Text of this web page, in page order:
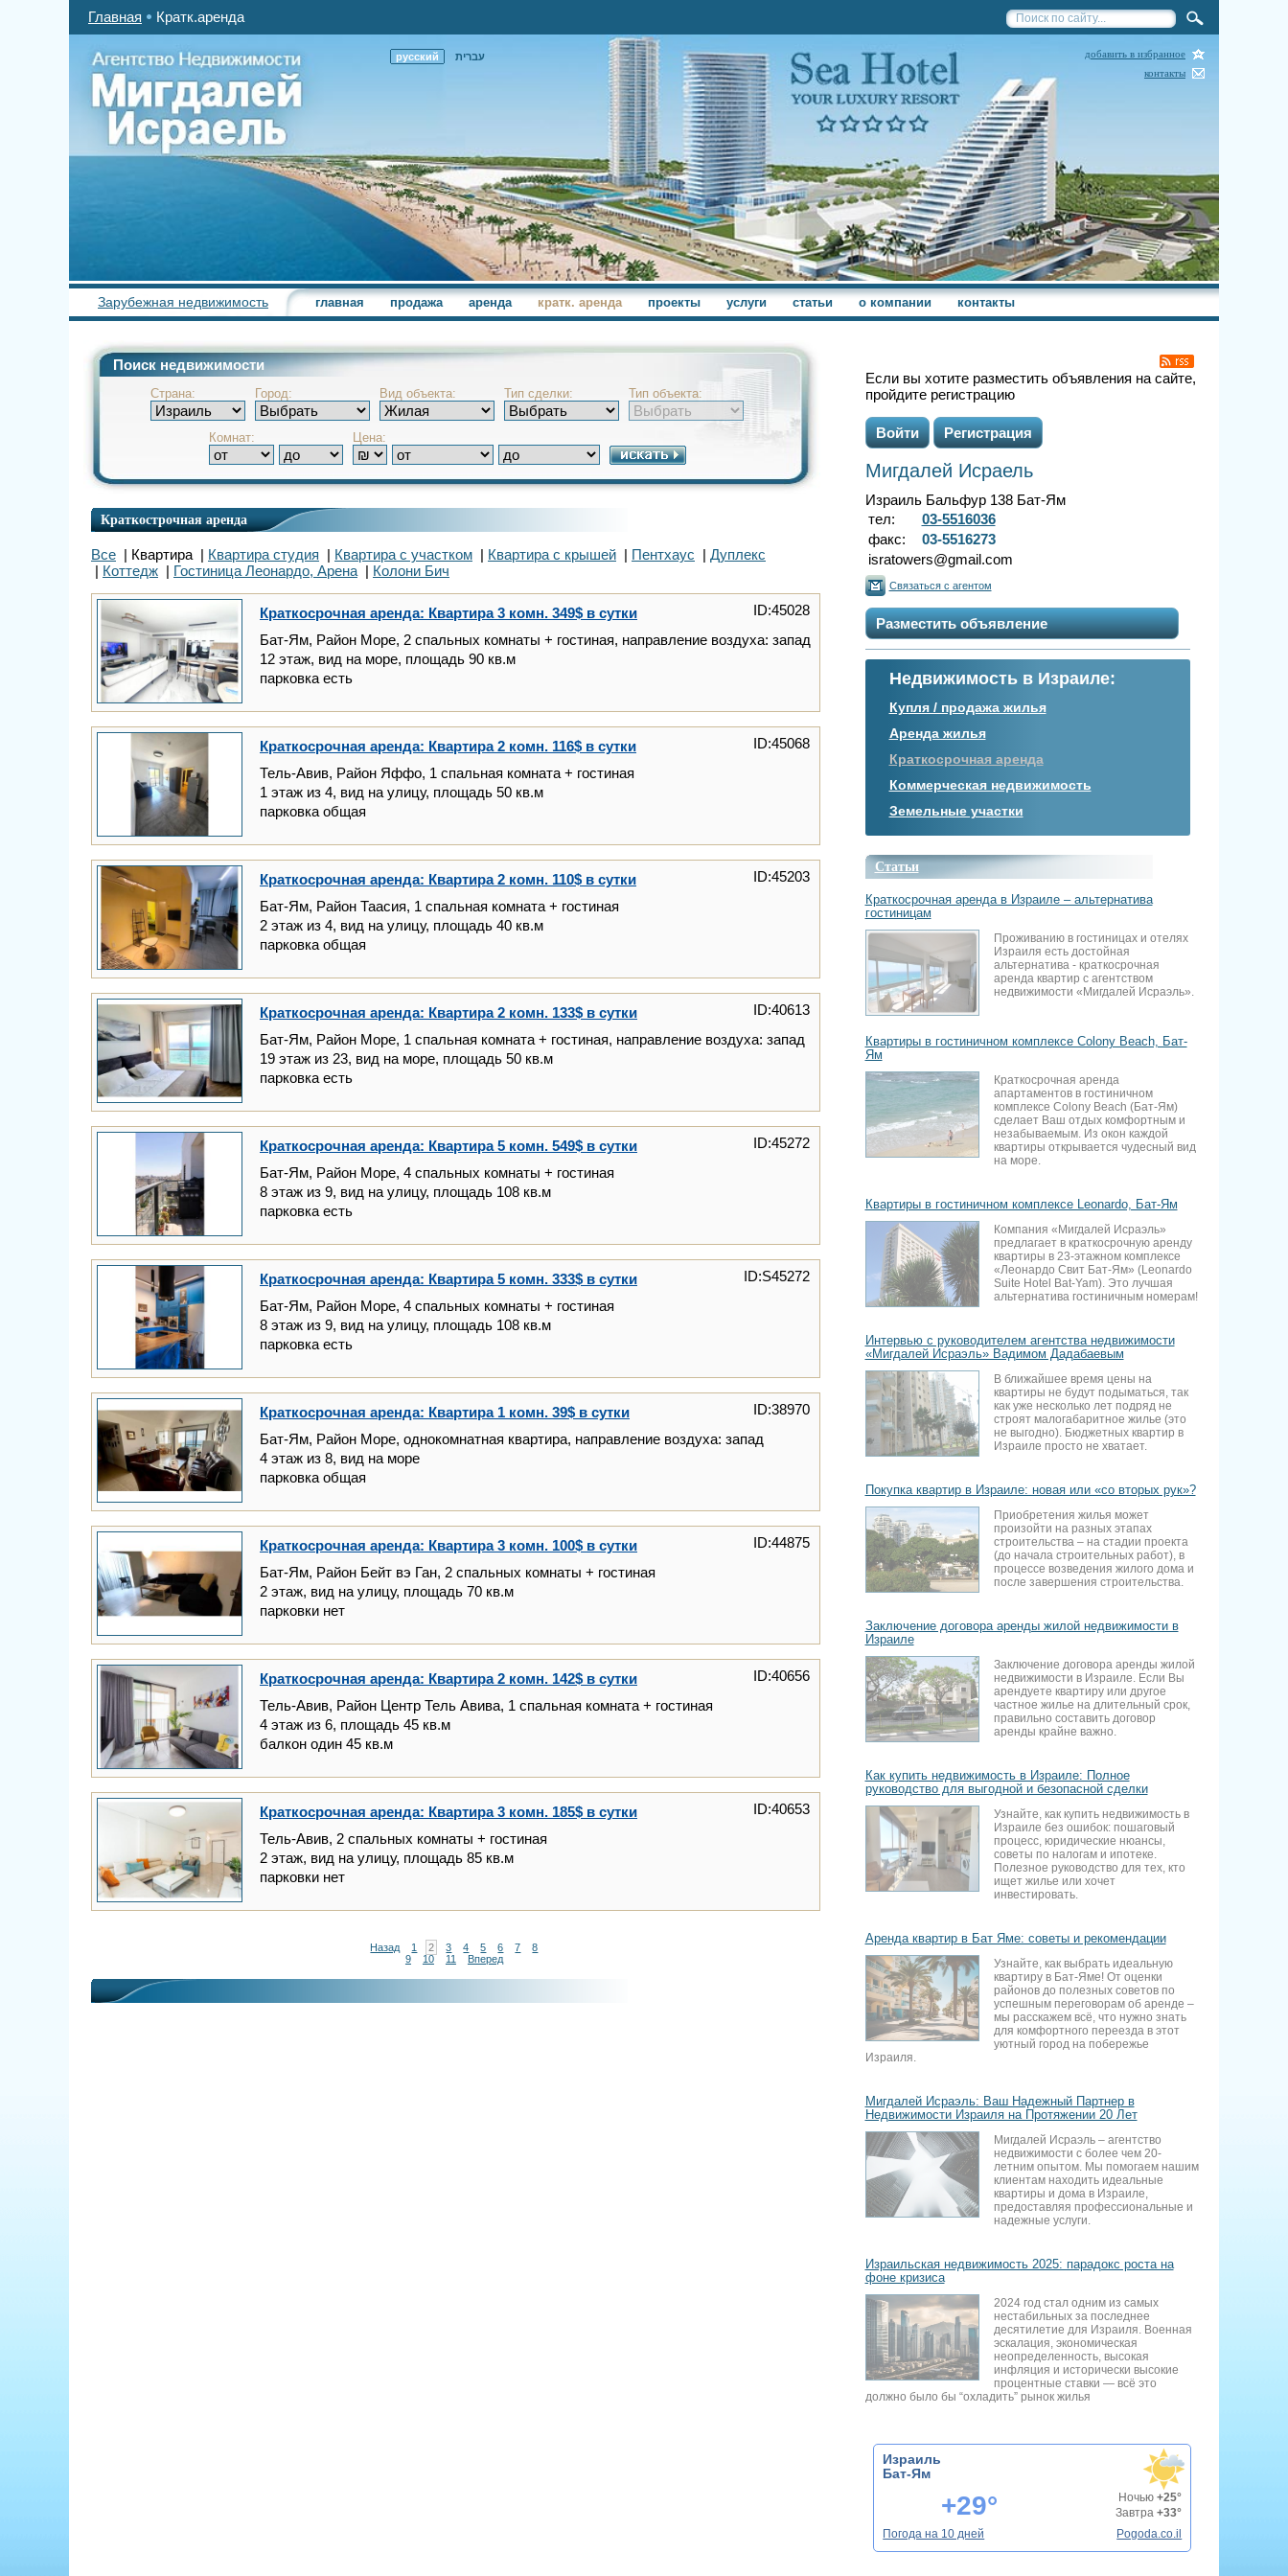
Главная Кратк.аренда
עברית русский
добавить в избранное
контакты
Зарубежная недвижимость главная продажа аренда кратк. аренда проекты услуги статьи о компании контакты
Поиск недвижимости
Страна: Город: Вид объекта: Тип сделки: Тип объекта:
Комнат: Цена:
Краткострочная аренда
Все | Квартира | Квартира студия | Квартира с участком | Квартира с крышей | Пентхаус | Дуплекс
| Коттедж | Гостиница Леонардо, Арена | Колони Бич
Краткосрочная аренда: Квартира 3 комн. 349$ в сутки
Бат-Ям, Район Море, 2 спальных комнаты + гостиная, направление воздуха: запад
12 этаж, вид на море, площадь 90 кв.м
парковка есть
ID:45028
Краткосрочная аренда: Квартира 2 комн. 116$ в сутки
Тель-Авив, Район Яффо, 1 спальная комната + гостиная
1 этаж из 4, вид на улицу, площадь 50 кв.м
парковка общая
ID:45068
Краткосрочная аренда: Квартира 2 комн. 110$ в сутки
Бат-Ям, Район Таасия, 1 спальная комната + гостиная
2 этаж из 4, вид на улицу, площадь 40 кв.м
парковка общая
ID:45203
Краткосрочная аренда: Квартира 2 комн. 133$ в сутки
Бат-Ям, Район Море, 1 спальная комната + гостиная, направление воздуха: запад
19 этаж из 23, вид на море, площадь 50 кв.м
парковка есть
ID:40613
Краткосрочная аренда: Квартира 5 комн. 549$ в сутки
Бат-Ям, Район Море, 4 спальных комнаты + гостиная
8 этаж из 9, вид на улицу, площадь 108 кв.м
парковка есть
ID:45272
Краткосрочная аренда: Квартира 5 комн. 333$ в сутки
Бат-Ям, Район Море, 4 спальных комнаты + гостиная
8 этаж из 9, вид на улицу, площадь 108 кв.м
парковка есть
ID:S45272
Краткосрочная аренда: Квартира 1 комн. 39$ в сутки
Бат-Ям, Район Море, однокомнатная квартира, направление воздуха: запад
4 этаж из 8, вид на море
парковка общая
ID:38970
Краткосрочная аренда: Квартира 3 комн. 100$ в сутки
Бат-Ям, Район Бейт вэ Ган, 2 спальных комнаты + гостиная
2 этаж, вид на улицу, площадь 70 кв.м
парковки нет
ID:44875
Краткосрочная аренда: Квартира 2 комн. 142$ в сутки
Тель-Авив, Район Центр Тель Авива, 1 спальная комната + гостиная
4 этаж из 6, площадь 45 кв.м
балкон один 45 кв.м
ID:40656
Краткосрочная аренда: Квартира 3 комн. 185$ в сутки
Тель-Авив, 2 спальных комнаты + гостиная
2 этаж, вид на улицу, площадь 85 кв.м
парковки нет
ID:40653
Назад 1 2 3 4 5 6 7
8
9
10 11 Вперед
Если вы хотите разместить объявления на сайте,
пройдите регистрацию
Войти Регистрация
Мигдалей Исраель
Израиль Бальфур 138 Бат-Ям
тел:
03-5516036
факс:
03-5516273
isratowers@gmail.com
Связаться с агентом
Разместить объявление
Недвижимость в Израиле:
Купля / продажа жилья
Аренда жилья
Краткосрочная аренда
Коммерческая недвижимость
Земельные участки
Статьи
Краткосрочная аренда в Израиле – альтернатива
гостиницам
Проживанию в гостиницах и отелях
Израиля есть достойная
альтернатива - краткосрочная
аренда квартир с агентством
недвижимости «Мигдалей Исраэль».
Квартиры в гостиничном комплексе Colony Beach, Бат-
Ям
Краткосрочная аренда
апартаментов в гостиничном
комплексе Colony Beach (Бат-Ям)
сделает Ваш отдых комфортным и
незабываемым. Из окон каждой
квартиры открывается чудесный вид
на море.
Квартиры в гостиничном комплексе Leonardo, Бат-Ям
Компания «Мигдалей Исраэль»
предлагает в краткосрочную аренду
квартиры в 23-этажном комплексе
«Леонардо Свит Бат-Ям» (Leonardo
Suite Hotel Bat-Yam). Это лучшая
альтернатива гостиничным номерам!
Интервью с руководителем агентства недвижимости
«Мигдалей Исраэль» Вадимом Дадабаевым
В ближайшее время цены на
квартиры не будут подыматься, так
как уже несколько лет подряд не
строят малогабаритное жилье (это
не выгодно). Бюджетных квартир в
Израиле просто не хватает.
Покупка квартир в Израиле: новая или «со вторых рук»?
Приобретения жилья может
произойти на разных этапах
строительства – на стадии проекта
(до начала строительных работ), в
процессе возведения жилого дома и
после завершения строительства.
Заключение договора аренды жилой недвижимости в
Израиле
Заключение договора аренды жилой
недвижимости в Израиле. Если Вы
арендуете квартиру или другое
частное жилье на длительный срок,
правильно составить договор
аренды крайне важно.
Как купить недвижимость в Израиле: Полное
руководство для выгодной и безопасной сделки
Узнайте, как купить недвижимость в
Израиле без ошибок: пошаговый
процесс, юридические нюансы,
советы по налогам и ипотеке.
Полезное руководство для тех, кто
ищет жилье или хочет
инвестировать.
Аренда квартир в Бат Яме: советы и рекомендации
Узнайте, как выбрать идеальную
квартиру в Бат-Яме! От оценки
районов до полезных советов по
успешным переговорам об аренде –
мы расскажем всё, что нужно знать
для комфортного переезда в этот
уютный город на побережье
Израиля.
Мигдалей Исраэль: Ваш Надежный Партнер в
Недвижимости Израиля на Протяжении 20 Лет
Мигдалей Исраэль – агентство
недвижимости с более чем 20-
летним опытом. Мы помогаем нашим
клиентам находить идеальные
квартиры и дома в Израиле,
предоставляя профессиональные и
надежные услуги.
Израильская недвижимость 2025: парадокс роста на
фоне кризиса
2024 год стал одним из самых
нестабильных за последнее
десятилетие для Израиля. Военная
эскалация, экономическая
неопределенность, высокая
инфляция и исторически высокие
процентные ставки — всё это
должно было бы “охладить” рынок жилья
Израиль
Бат-Ям
+29° Ночью+25°
Завтра+33°
Погода на 10 дней
Pogoda.co.il